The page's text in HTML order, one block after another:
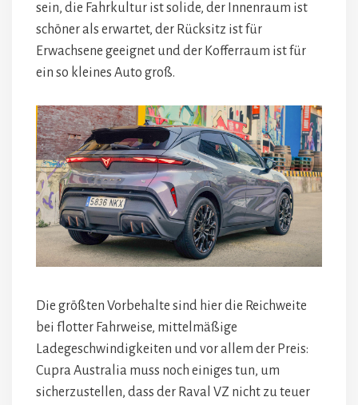
sein, die Fahrkultur ist solide, der Innenraum ist
schöner als erwartet, der Rücksitz ist für
Erwachsene geeignet und der Kofferraum ist für
ein so kleines Auto groß.
Die größten Vorbehalte sind hier die Reichweite
bei flotter Fahrweise, mittelmäßige
Ladegeschwindigkeiten und vor allem der Preis:
Cupra Australia muss noch einiges tun, um
sicherzustellen, dass der Raval VZ nicht zu teuer